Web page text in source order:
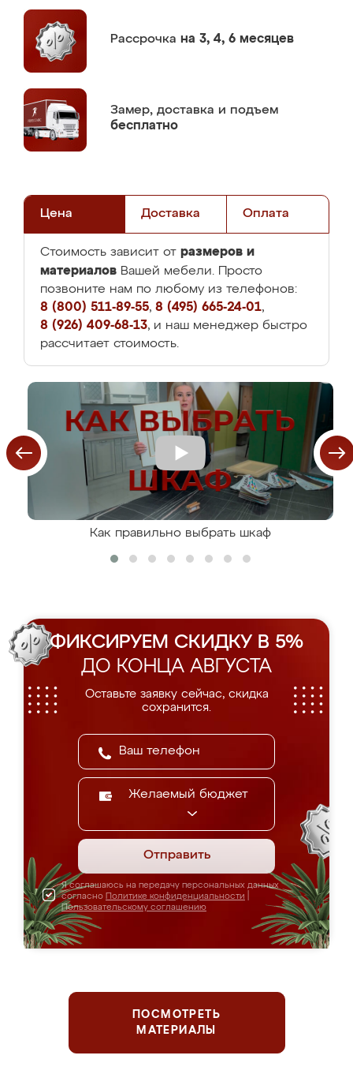
Рассрочка на 3, 4, 6 месяцев
Замер, доставка и подъем
бесплатно
Цена Доставка Оплата
Стоимость зависит от размеров и
материалов Вашей мебели. Просто
позвоните нам по любому из телефонов:
8 (800) 511-89-55, 8 (495) 665-24-01,
8 (926) 409-68-13, и наш менеджер быстро
рассчитает стоимость.
Как правильно выбрать шкаф
ФИКСИРУЕМ СКИДКУ В 5%
ДО КОНЦА АВГУСТА
Оставьте заявку сейчас, скидка
сохранится.
Желаемый бюджет
Отправить
Я соглашаюсь на передачу персональных данных
согласно Политике конфиденциальности
Пользовательскому соглашению
ПОСМОТРЕТЬ
МАТЕРИАЛЫ